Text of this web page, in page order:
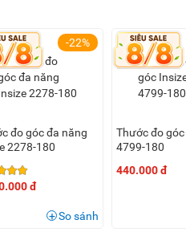
-22%
đo góc đa năng
2278-180
đ
So sánh
Thước đo
4799-180
440.000 đ